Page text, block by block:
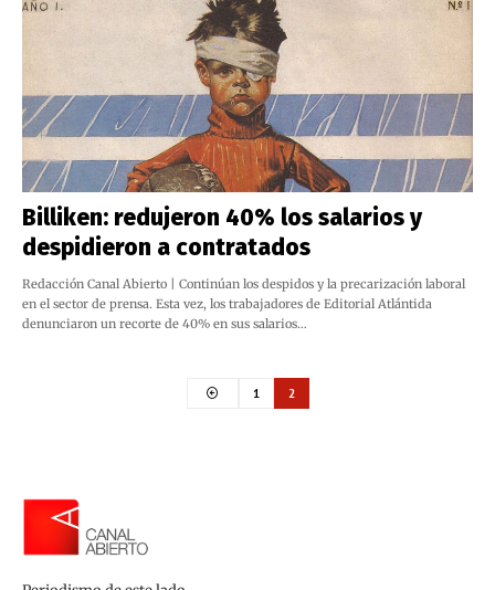
Billiken: redujeron 40% los salarios y
despidieron a contratados
Redacción Canal Abierto | Continúan los despidos y la precarización laboral
en el sector de prensa. Esta vez, los trabajadores de Editorial Atlántida
denunciaron un recorte de 40% en sus salarios…
1 2